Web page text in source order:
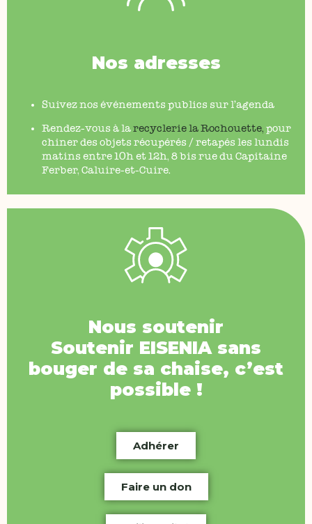
Nos adresses
Suivez nos événements publics sur l’agenda
Rendez-vous à larecyclerie la Rochouette, pour
chiner des objets récupérés / retapés les lundis
matins entre 10h et 12h, 8 bis rue du Capitaine
Ferber, Caluire-et-Cuire.
Nous soutenir
Soutenir EISENIA sans
bouger de sa chaise, c’est
possible !
Adhérer
Faire un don